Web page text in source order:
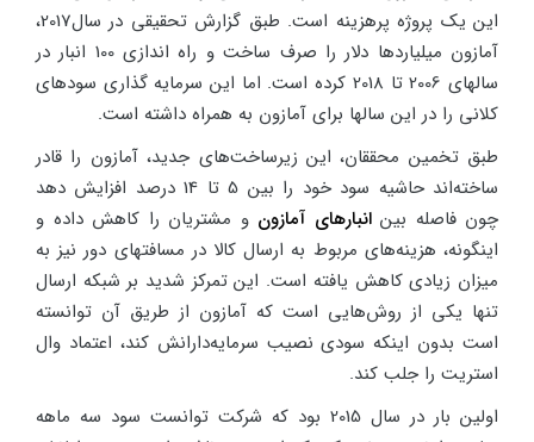
این یک پروژه پرهزینه است. طبق گزارش تحقیقی در سال2017،
آمازون میلیاردها دلار را صرف ساخت و راه اندازی 100 انبار در
سالهای 2006 تا 2018 کرده است. اما این سرمایه گذاری سودهای
کلانی را در این سالها برای آمازون به همراه داشته است.
طبق تخمین محققان، این زیرساخت‌های جدید، آمازون را قادر
ساخته‌اند حاشیه سود خود را بین 5 تا 14 درصد افزایش دهد
چون فاصله بینانبارهای آمازون و مشتریان را کاهش داده و
اینگونه، هزینه‌های مربوط به ارسال کالا در مسافتهای دور نیز به
میزان زیادی کاهش یافته است. این تمرکز شدید بر شبکه ارسال
تنها یکی از روش‌هایی است که آمازون از طریق آن توانسته
است بدون اینکه سودی نصیب سرمایه‌دارانش کند، اعتماد وال
استریت را جلب کند.
اولین بار در سال 2015 بود که شرکت توانست سود سه ماهه